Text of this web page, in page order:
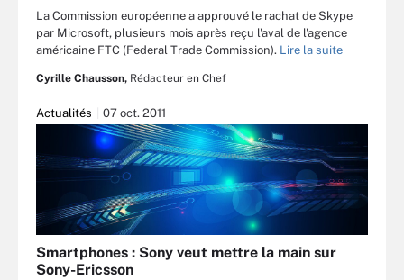
La Commission européenne a approuvé le rachat de Skype
par Microsoft, plusieurs mois après reçu l'aval de l'agence
américaine FTC (Federal Trade Commission). Lire la suite
Cyrille Chausson, Rédacteur en Chef
Actualités 07 oct. 2011
Smartphones : Sony veut mettre la main sur
Sony-Ericsson